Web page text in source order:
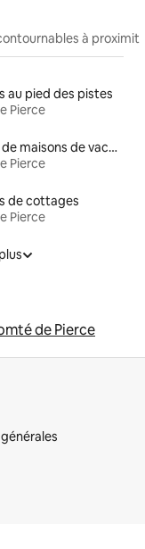
à
au pied des pistes
Pierce
Location de maisons de vacances
Pierce
de cottages
Pierce
de Pierce